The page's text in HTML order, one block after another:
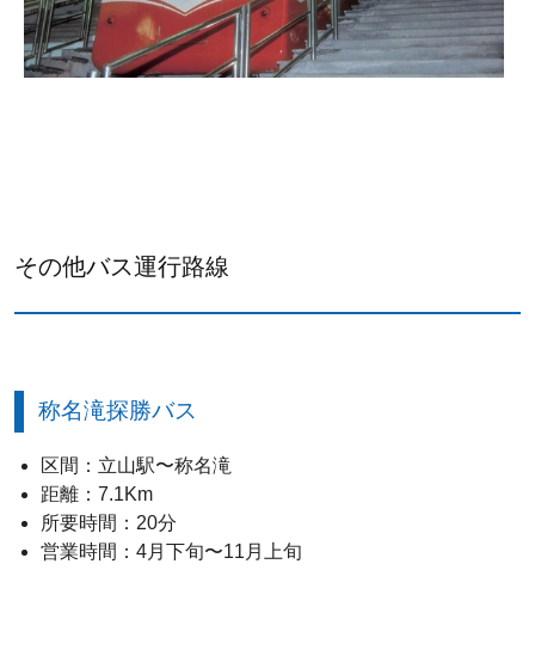
その他バス運行路線
称名滝探勝バス
区間：立山駅〜称名滝
距離：7.1Km
所要時間：20分
営業時間：4月下旬〜11月上旬